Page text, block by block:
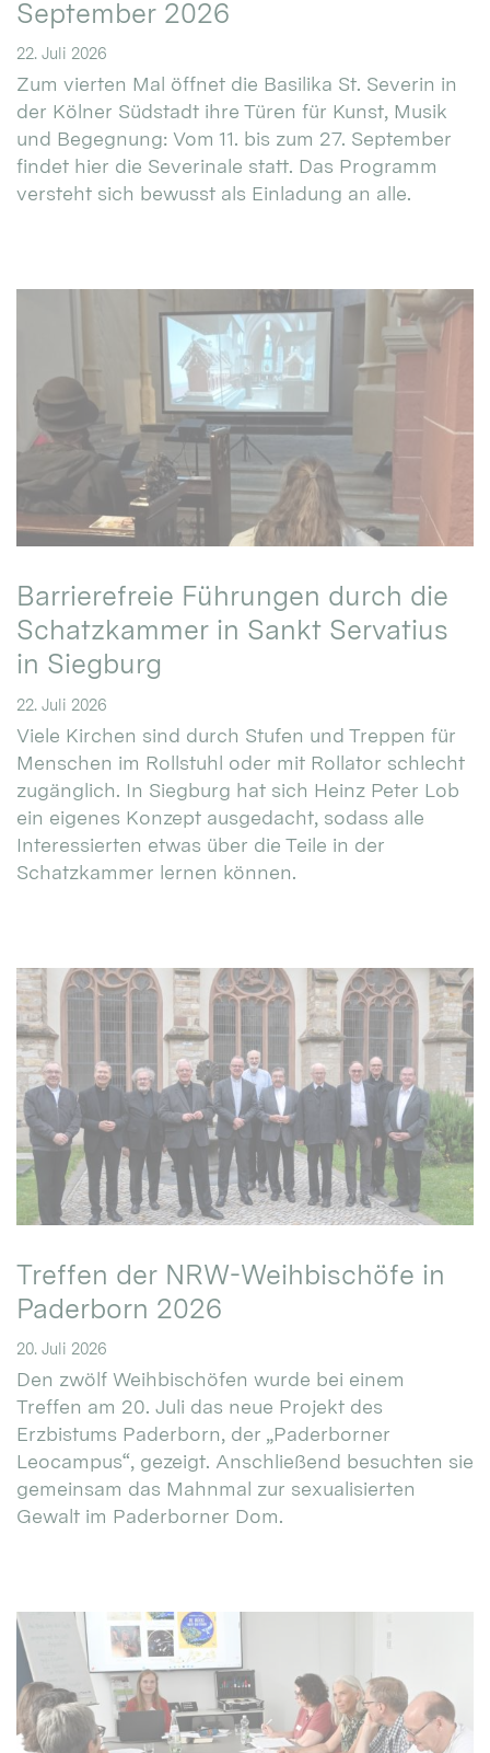
September 2026
22. Juli 2026
Zum vierten Mal öffnet die Basilika St. Severin in
der Kölner Südstadt ihre Türen für Kunst, Musik
und Begegnung: Vom 11. bis zum 27. September
findet hier die Severinale statt. Das Programm
versteht sich bewusst als Einladung an alle.
Barrierefreie Führungen durch die
Schatzkammer in Sankt Servatius
in Siegburg
22. Juli 2026
Viele Kirchen sind durch Stufen und Treppen für
Menschen im Rollstuhl oder mit Rollator schlecht
zugänglich. In Siegburg hat sich Heinz Peter Lob
ein eigenes Konzept ausgedacht, sodass alle
Interessierten etwas über die Teile in der
Schatzkammer lernen können.
Treffen der NRW-Weihbischöfe in
Paderborn 2026
20. Juli 2026
Den zwölf Weihbischöfen wurde bei einem
Treffen am 20. Juli das neue Projekt des
Erzbistums Paderborn, der „Paderborner
Leocampus“, gezeigt. Anschließend besuchten sie
gemeinsam das Mahnmal zur sexualisierten
Gewalt im Paderborner Dom.